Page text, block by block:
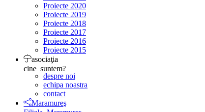
Proiecte 2020
Proiecte 2019
Proiecte 2018
Proiecte 2017
Proiecte 2016
Proiecte 2015
asociaţia
cine suntem?
despre noi
echipa noastra
contact
Maramureş